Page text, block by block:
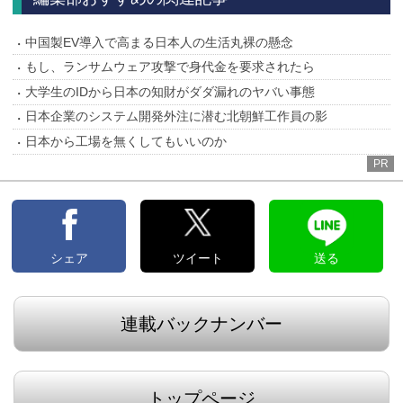
中国製EV導入で高まる日本人の生活丸裸の懸念
もし、ランサムウェア攻撃で身代金を要求されたら
大学生のIDから日本の知財がダダ漏れのヤバい事態
日本企業のシステム開発外注に潜む北朝鮮工作員の影
日本から工場を無くしてもいいのか
PR
シェア ツイート 送る
連載バックナンバー
トップページ